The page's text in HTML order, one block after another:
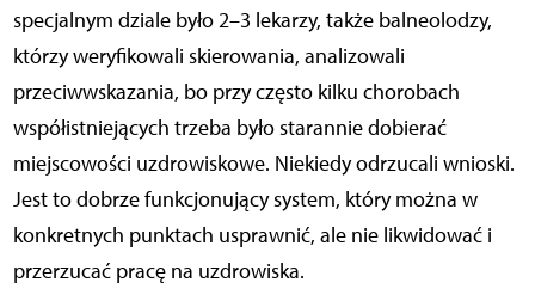
specjalnym dziale było 2–3 lekarzy, także balneolodzy,
którzy weryfikowali skierowania, analizowali
przeciwwskazania, bo przy często kilku chorobach
współistniejących trzeba było starannie dobierać
miejscowości uzdrowiskowe. Niekiedy odrzucali wnioski.
Jest to dobrze funkcjonujący system, który można w
konkretnych punktach usprawnić, ale nie likwidować i
przerzucać pracę na uzdrowiska.